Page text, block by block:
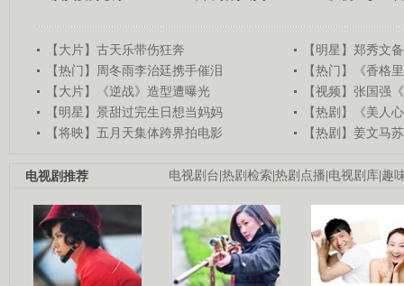
【大片】古天乐带伤狂奔
【明星】郑秀文
【热门】周冬雨李治廷携手催泪
【热门】《香格
【大片】《逆战》造型遭曝光
【视频】张国强
【明星】景甜过完生日想当妈妈
【热剧】《美人
【将映】五月天集体跨界拍电影
【热剧】姜文马
电视剧台|热剧检索|热剧点播|电视剧库|趣
电视剧推荐